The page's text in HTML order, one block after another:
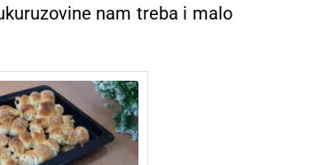
nam treba i malo